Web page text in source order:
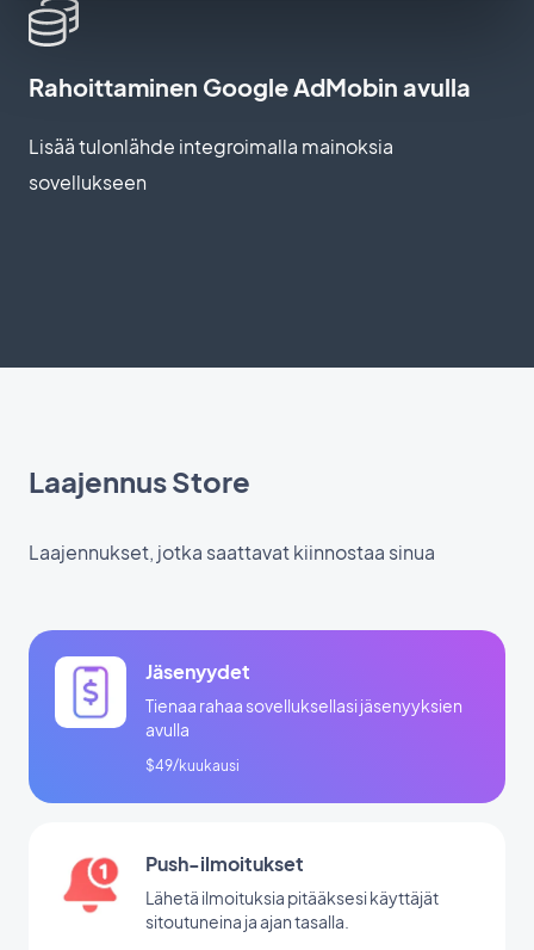
Rahoittaminen Google AdMobin avulla
Lisää tulonlähde integroimalla mainoksia
sovellukseen
Laajennus Store
Laajennukset, jotka saattavat kiinnostaa sinua
Jäsenyydet
Tienaa rahaa sovelluksellasi jäsenyyksien
avulla
$49/kuukausi
Push-ilmoitukset
Lähetä ilmoituksia pitääksesi käyttäjät
sitoutuneina ja ajan tasalla.